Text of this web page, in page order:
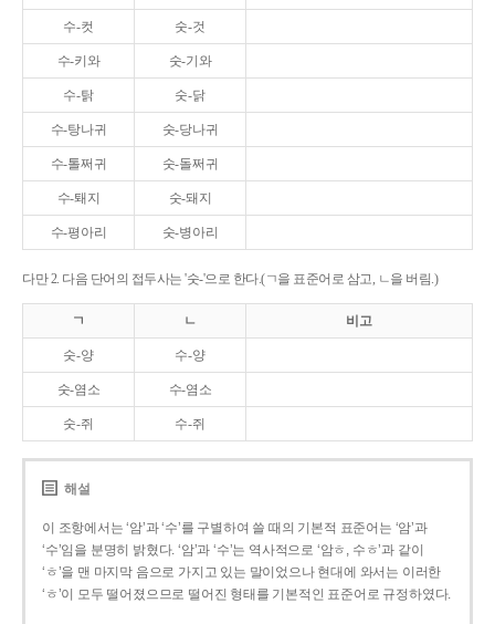
수-컷 숫-것
수-키와 숫-기와
수-탉 숫-닭
수-탕나귀 숫-당나귀
수-톨쩌귀 숫-돌쩌귀
수-퇘지 숫-돼지
수-평아리 숫-병아리
다만 2. 다음 단어의 접두사는 '숫-'으로 한다.(ㄱ을 표준어로 삼고, ㄴ을 버림.)
ㄱ ㄴ 비고
숫-양 수-양
숫-염소 수-염소
숫-쥐 수-쥐
해설
이 조항에서는 ‘암’과 ‘수’를 구별하여 쓸 때의 기본적 표준어는 ‘암’과
‘수’임을 분명히 밝혔다. ‘암’과 ‘수’는 역사적으로 ‘암ㅎ, 수ㅎ’과 같이
‘ㅎ’을 맨 마지막 음으로 가지고 있는 말이었으나 현대에 와서는 이러한
‘ㅎ’이 모두 떨어졌으므로 떨어진 형태를 기본적인 표준어로 규정하였다.